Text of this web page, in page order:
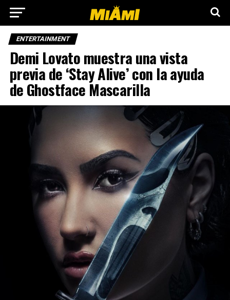
ENTERTAINMENT
Demi Lovato muestra una vista
previa de ‘Stay Alive’ con la ayuda
de Ghostface Mascarilla